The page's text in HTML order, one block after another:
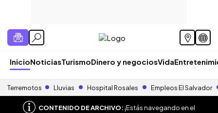
InicioNoticiasTurismoDinero y negociosVida
Terremotos Lluvias Hospital Rosales Empleos El Salvador
CONTENIDO DE ARCHIVO:¡Estás navegando en el